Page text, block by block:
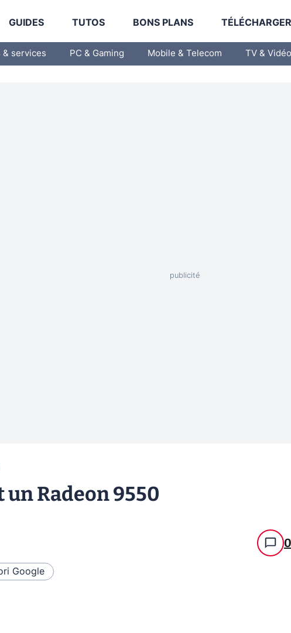
GUIDES TUTOS BONS PLANS
& services PC & Gaming Mobile & Telecom TV & Vidéo
un Radeon 9550
0
Google